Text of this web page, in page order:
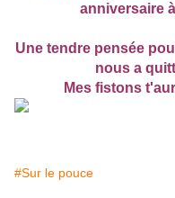
anniversaire
Une tendre pensée
nous a
Mes fistons
#Sur le pouce